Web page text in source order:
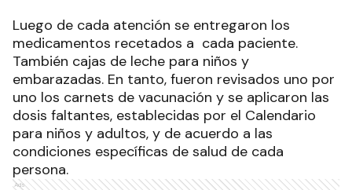
Luego de cada atención se entregaron los
medicamentos recetados a cada paciente.
También cajas de leche para niños y
embarazadas. En tanto, fueron revisados uno por
uno los carnets de vacunación y se aplicaron las
dosis faltantes, establecidas por el Calendario
para niños y adultos, y de acuerdo a las
condiciones específicas de salud de cada
persona.
Ads